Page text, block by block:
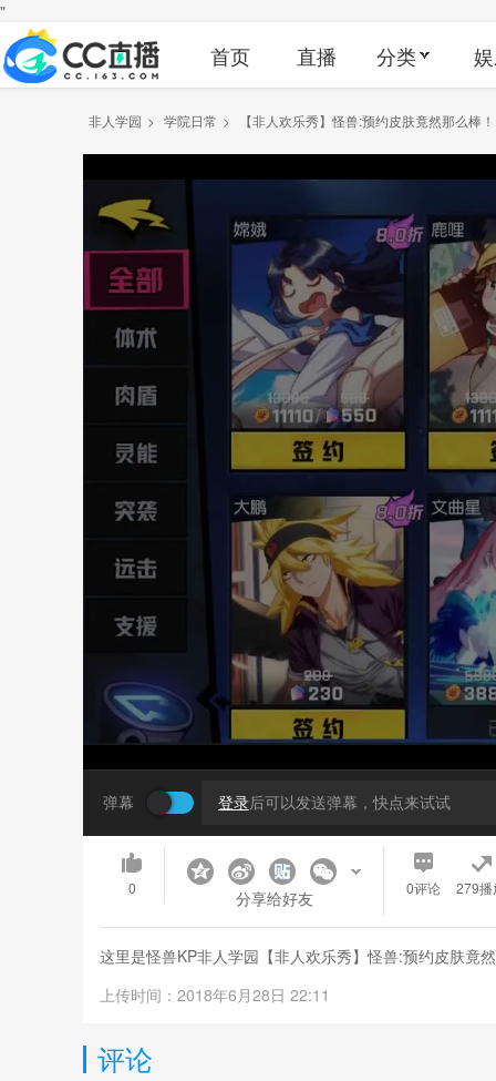
"
首页 直播 分类
非人学园 > 学院日常 > 【非人欢乐秀】怪兽:预约皮肤竟然那么棒！
弹幕 登录后可以发送弹幕，快点来试试
0 分享给好友 0评论 279播
这里是怪兽KP非人学园【非人欢乐秀】怪兽:预约皮肤竟
上传时间：2018年6月28日 22:11
评论